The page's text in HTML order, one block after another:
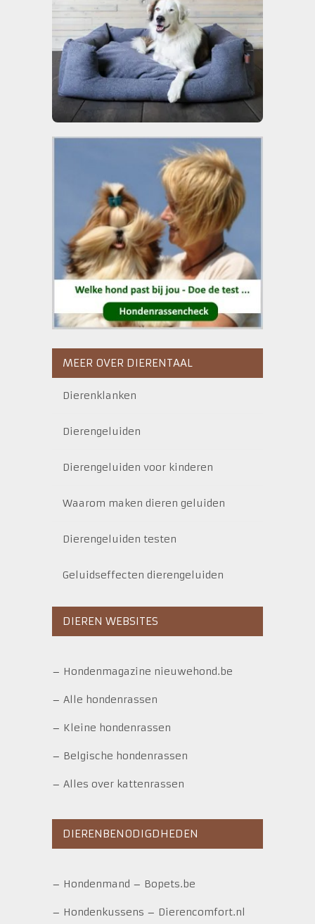
MEER OVER DIERENTAAL
Dierenklanken
Dierengeluiden
Dierengeluiden voor kinderen
Waarom maken dieren geluiden
Dierengeluiden testen
Geluidseffecten dierengeluiden
DIEREN WEBSITES
– Hondenmagazine nieuwehond.be
– Alle hondenrassen
– Kleine hondenrassen
– Belgische hondenrassen
– Alles over kattenrassen
DIERENBENODIGDHEDEN
– Hondenmand – Bopets.be
– Hondenkussens – Dierencomfort.nl